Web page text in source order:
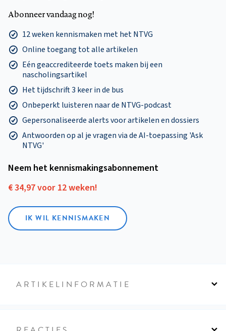
Abonneer vandaag nog!
12 weken kennismaken met het NTVG
Online toegang tot alle artikelen
Eén geaccrediteerde toets maken bij een
nascholingsartikel
Het tijdschrift 3 keer in de bus
Onbeperkt luisteren naar de NTVG-podcast
Gepersonaliseerde alerts voor artikelen en dossiers
Antwoorden op al je vragen via de AI-toepassing 'Ask
NTVG'
Neem het kennismakings­abonnement
€ 34,97 voor 12 weken!
IK WIL KENNISMAKEN
ARTIKELINFORMATIE